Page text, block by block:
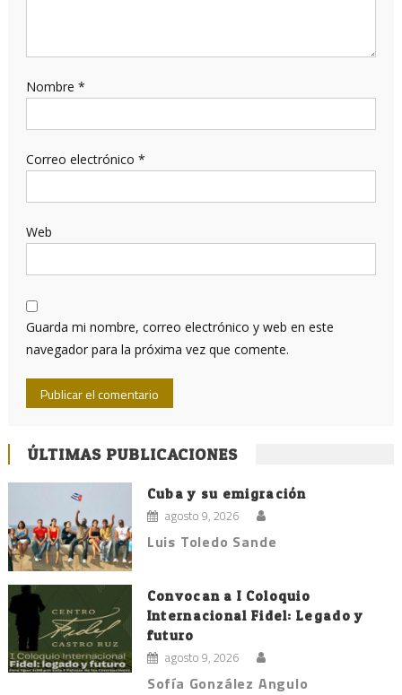
Nombre *
Correo electrónico *
Web
Guarda mi nombre, correo electrónico y web en este
navegador para la próxima vez que comente.
ÚLTIMAS PUBLICACIONES
Cuba y su emigración
agosto 9, 2026
Luis Toledo Sande
Convocan a I Coloquio
Internacional Fidel: Legado y
futuro
agosto 9, 2026
Sofía González Angulo